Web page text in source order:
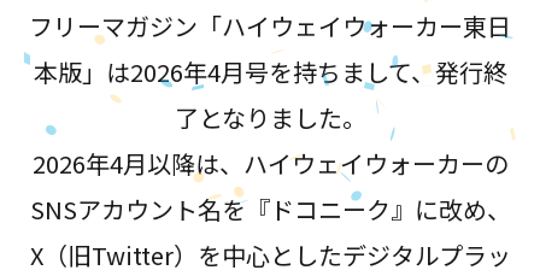
フリーマガジン「ハイウェイウォーカー東日
本版」は2026年4月号を持ちまして、発行終
了となりました。
2026年4月以降は、ハイウェイウォーカーの
SNSアカウント名を『ドコニーク』に改め、
X（旧Twitter）を中心としたデジタルプラッ